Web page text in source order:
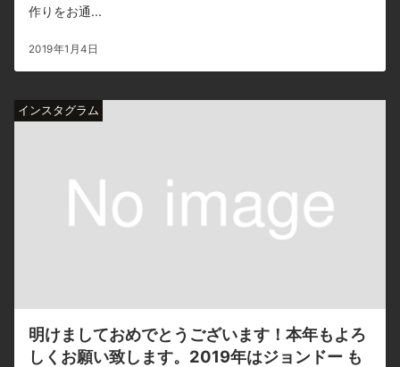
作りをお通...
2019年1月4日
インスタグラム
明けましておめでとうございます！本年もよろ
しくお願い致します。2019年はジョンドー も